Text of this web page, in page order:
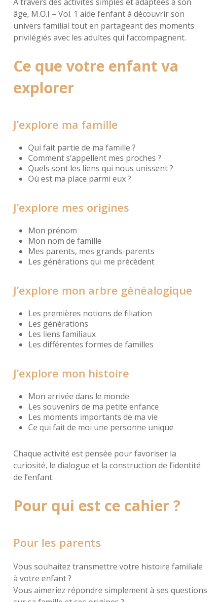
âge, M.O.I – Vol. 1 aide l’enfant à découvrir son
univers familial tout en partageant des moments
privilégiés avec les adultes qui l’accompagnent.
Ce que votre enfant va
explorer
J’explore ma famille
Qui fait partie de ma famille ?
Comment s’appellent mes proches ?
Quels sont les liens qui nous unissent ?
Où est ma place parmi eux ?
J’explore mes origines
Mon prénom
Mon nom de famille
Mes parents, mes grands-parents
Les générations qui me précèdent
J’explore mon arbre généalogique
Les premières notions de filiation
Les générations
Les liens familiaux
Les différentes formes de familles
J’explore mon histoire
Mon arrivée dans le monde
Les souvenirs de ma petite enfance
Les moments importants de ma vie
Ce qui fait de moi une personne unique
Chaque activité est pensée pour favoriser la
curiosité, le dialogue et la construction de l’identité
de l’enfant.
Pour qui est ce cahier ?
Pour les parents
Vous souhaitez transmettre votre histoire familiale
à votre enfant ?
Vous aimeriez répondre simplement à ses questions